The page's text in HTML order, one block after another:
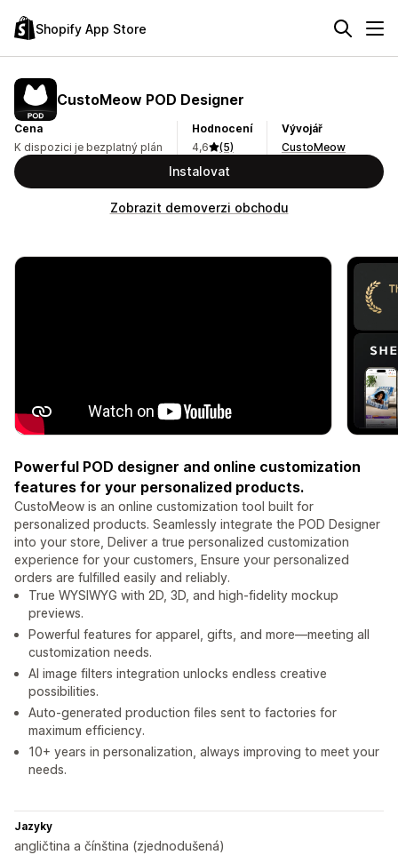
Shopify App Store
CustoMeow POD Designer
Cena
K dispozici je bezplatný plán
Hodnocení
4,6
(5)
Vývojář
CustoMeow
Instalovat
Zobrazit demoverzi obchodu
Powerful POD designer and online customization
features for your personalized products.
CustoMeow is an online customization tool built for
personalized products. Seamlessly integrate the POD Designer
into your store, Deliver a true personalized customization
experience for your customers, Ensure your personalized
orders are fulfilled easily and reliably.
True WYSIWYG with 2D, 3D, and high-fidelity mockup
previews.
Powerful features for apparel, gifts, and more—meeting all
customization needs.
AI image filters integration unlocks endless creative
possibilities.
Auto-generated production files sent to factories for
maximum efficiency.
10+ years in personalization, always improving to meet your
needs.
Jazyky
angličtina a čínština (zjednodušená)